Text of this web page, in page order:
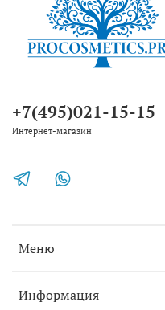
Меню
Информация
+7(495)021-15-15
Интернет-магазин